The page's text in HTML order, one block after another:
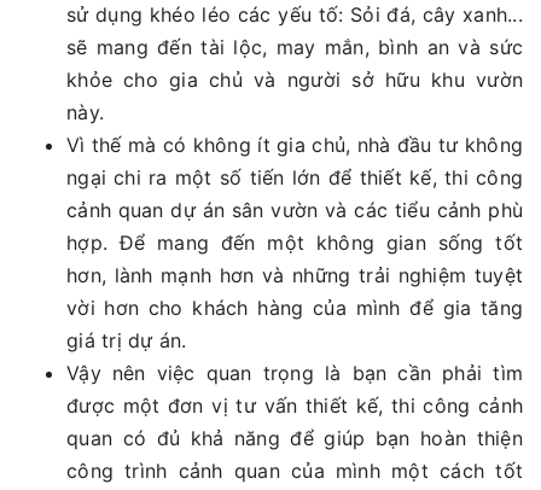
sử dụng khéo léo các yếu tố: Sỏi đá, cây xanh...
sẽ mang đến tài lộc, may mắn, bình an và sức
khỏe cho gia chủ và người sở hữu khu vườn
này.
Vì thế mà có không ít gia chủ, nhà đầu tư không
ngại chi ra một số tiến lớn để thiết kế, thi công
cảnh quan dự án sân vườn và các tiểu cảnh phù
hợp. Để mang đến một không gian sống tốt
hơn, lành mạnh hơn và những trải nghiệm tuyệt
vời hơn cho khách hàng của mình để gia tăng
giá trị dự án.
Vậy nên việc quan trọng là bạn cần phải tìm
được một đơn vị tư vấn thiết kế, thi công cảnh
quan có đủ khả năng để giúp bạn hoàn thiện
công trình cảnh quan của mình một cách tốt